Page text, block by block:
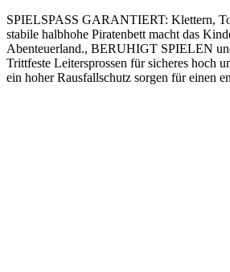
SPIELSPASS GARANTIERT: Klettern,
stabile halbhohe Piratenbett macht das
Abenteuerland., BERUHIGT SPIELEN
Trittfeste Leitersprossen für sicheres hoch
ein hoher Rausfallschutz sorgen für einen